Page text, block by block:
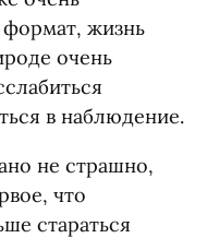
жизнь
очень
в наблюдение.
не страшно,
что
стараться